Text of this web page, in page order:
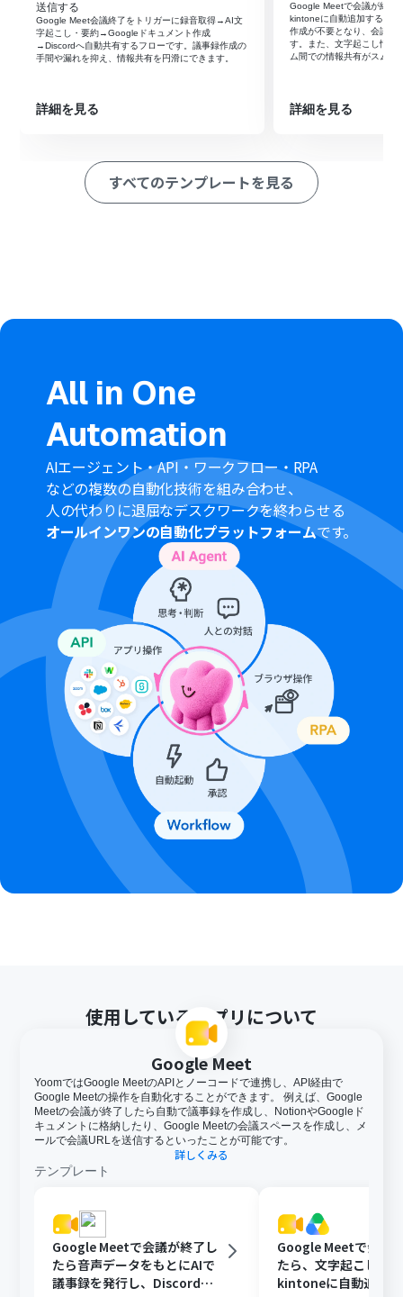
送信する
Google Meet会議終了をトリガーに録音取得→AI文
字起こし・要約→Googleドキュメント作成
→Discordへ自動共有するフローです。議事録作成の
手間や漏れを抑え、情報共有を円滑にできます。
詳細を見る
Google Meetで会議が終了
kintoneに自動追加するフ
作成が不要となり、会議後
す。また、文字起こし情報
ム間での情報共有がスムー
詳細を見る
すべてのテンプレートを見る
All in One
Automation
AIエージェント・API・ワークフロー・RPA
などの複数の自動化技術を組み合わせ、
人の代わりに退屈なデスクワークを終わらせる
オールインワンの自動化プラットフォームです。
使用しているアプリについて
Google Meet
YoomではGoogle MeetのAPIとノーコードで連携し、API経由で
Google Meetの操作を自動化することができます。 例えば、Google
Meetの会議が終了したら自動で議事録を作成し、NotionやGoogleド
キュメントに格納したり、Google Meetの会議スペースを作成し、メ
ールで会議URLを送信するといったことが可能です。
詳しくみる
テンプレート
Google Meetで会議が終了し
たら音声データをもとにAIで
議事録を発行し、Discordに
Google Meetで会議
たら、文字起こしして
kintoneに自動追加